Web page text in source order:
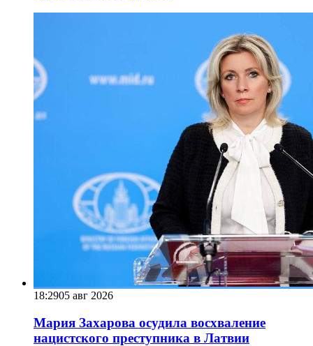
18:2905 авг 2026
Мария Захарова осудила восхваление
нацистского преступника в Латвии